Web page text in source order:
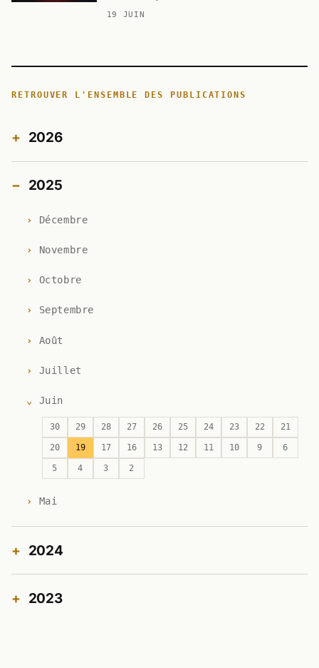
19 JUIN
RETROUVER L'ENSEMBLE DES PUBLICATIONS
2026
2025
Décembre
Novembre
Octobre
Septembre
Août
Juillet
Juin
30 29 28 27 26 25 24 23 22 21
20 19 17 16 13 12 11 10 9 6
5 4 3 2
Mai
2024
2023